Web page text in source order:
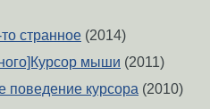
странное (2014)
мыши (2011)
поведение курсора (2010)